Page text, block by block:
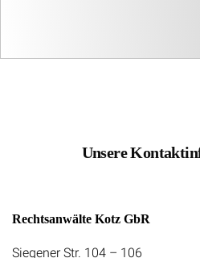
Unsere
Rechtsanwälte Kotz GbR
Siegener Str. 104 – 106